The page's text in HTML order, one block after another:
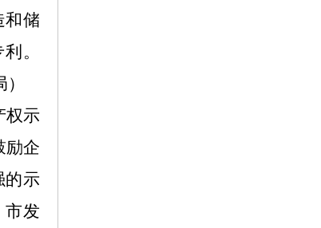
和储
。
权示
励企
的示
市发